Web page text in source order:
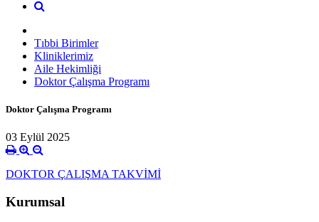
Tıbbi Birimler
Kliniklerimiz
Aile Hekimliği
Doktor Çalışma Programı
Doktor Çalışma Programı
03 Eylül 2025
DOKTOR ÇALIŞMA TAKVİMİ
Kurumsal